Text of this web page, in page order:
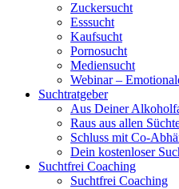
Zuckersucht
Esssucht
Kaufsucht
Pornosucht
Mediensucht
Webinar –
Suchtratgeber
Aus Deiner
Raus aus allen
Schluss mit Co-
Dein kostenloser
Suchtfrei Coaching
Suchtfrei Coaching